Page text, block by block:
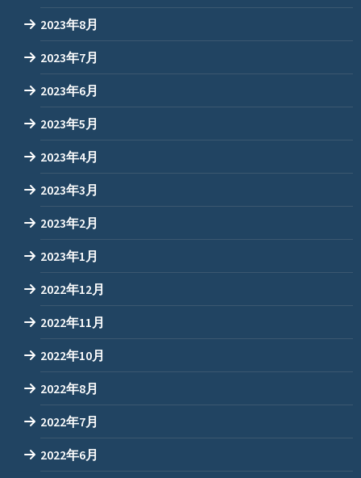
2023年8月
2023年7月
2023年6月
2023年5月
2023年4月
2023年3月
2023年2月
2023年1月
2022年12月
2022年11月
2022年10月
2022年8月
2022年7月
2022年6月